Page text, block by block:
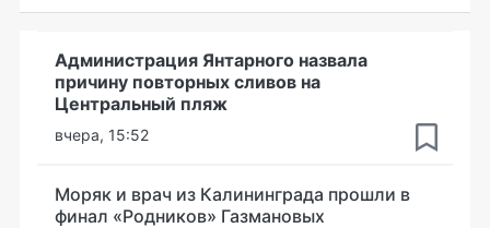
Администрация Янтарного назвала
причину повторных сливов на
Центральный пляж
вчера, 15:52
Моряк и врач из Калининграда прошли в
финал «Родников» Газмановых